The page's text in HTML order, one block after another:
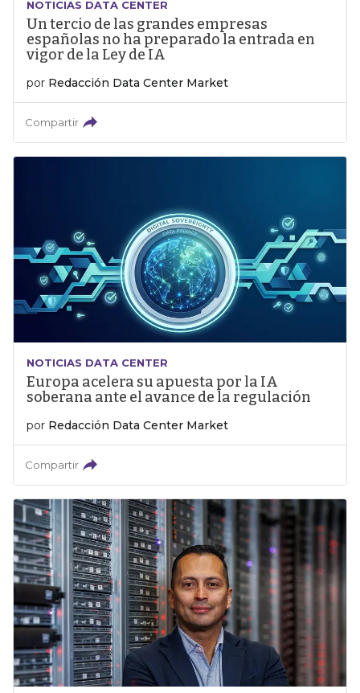
NOTICIAS DATA CENTER
Un tercio de las grandes empresas
españolas no ha preparado la entrada en
vigor de la Ley de IA
por Redacción Data Center Market
Compartir
NOTICIAS DATA CENTER
Europa acelera su apuesta por la IA
soberana ante el avance de la regulación
por Redacción Data Center Market
Compartir